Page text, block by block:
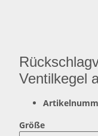
Ventilkegel
Größe